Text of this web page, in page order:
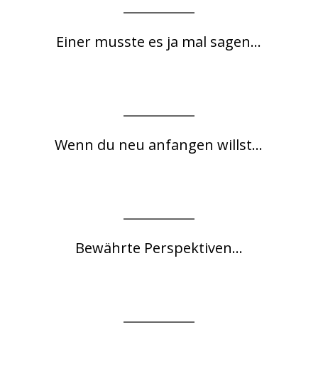
Einer musste es ja mal sagen...
Wenn du neu anfangen willst...
Bewährte Perspektiven...